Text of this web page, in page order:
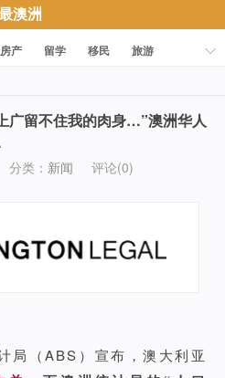
澳洲
房产 留学 移民
旅游
广留不住我的肉身…”澳洲华人
分类： 新闻 评论(0)
局（ABS）宣布，澳大利亚